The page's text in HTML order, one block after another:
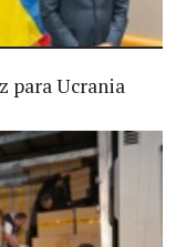
para Ucrania